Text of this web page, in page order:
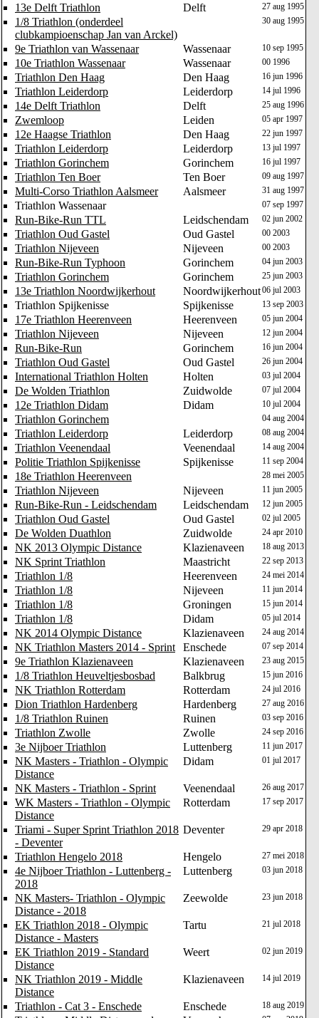
13e Delft Triathlon Delft 27 aug 1995
1/8 Triathlon (onderdeel
clubkampioenschap Jan van Arckel)
30 aug 1995
9e Triathlon van Wassenaar Wassenaar 10 sep 1995
10e Triathlon Wassenaar Wassenaar 00 1996
Triathlon Den Haag Den Haag 16 jun 1996
Triathlon Leiderdorp Leiderdorp 14 jul 1996
14e Delft Triathlon Delft 25 aug 1996
Zwemloop Leiden 05 apr 1997
12e Haagse Triathlon Den Haag 22 jun 1997
Triathlon Leiderdorp Leiderdorp 13 jul 1997
Triathlon Gorinchem Gorinchem 16 jul 1997
Triathlon Ten Boer Ten Boer 09 aug 1997
Multi-Corso Triathlon Aalsmeer Aalsmeer 31 aug 1997
Triathlon Wassenaar 07 sep 1997
Run-Bike-Run TTL Leidschendam 02 jun 2002
Triathlon Oud Gastel Oud Gastel 00 2003
Triathlon Nijeveen Nijeveen 00 2003
Run-Bike-Run Typhoon Gorinchem 04 jun 2003
Triathlon Gorinchem Gorinchem 25 jun 2003
13e Triathlon Noordwijkerhout Noordwijkerhout06 jul 2003
Triathlon Spijkenisse Spijkenisse 13 sep 2003
17e Triathlon Heerenveen Heerenveen 05 jun 2004
Triathlon Nijeveen Nijeveen 12 jun 2004
Run-Bike-Run Gorinchem 16 jun 2004
Triathlon Oud Gastel Oud Gastel 26 jun 2004
International Triathlon Holten Holten 03 jul 2004
De Wolden Triathlon Zuidwolde 07 jul 2004
12e Triathlon Didam Didam 10 jul 2004
Triathlon Gorinchem 04 aug 2004
Triathlon Leiderdorp Leiderdorp 08 aug 2004
Triathlon Veenendaal Veenendaal 14 aug 2004
Politie Triathlon Spijkenisse Spijkenisse 11 sep 2004
18e Triathlon Heerenveen 28 mei 2005
Triathlon Nijeveen Nijeveen 11 jun 2005
Run-Bike-Run - Leidschendam Leidschendam 12 jun 2005
Triathlon Oud Gastel Oud Gastel 02 jul 2005
De Wolden Duathlon Zuidwolde 24 apr 2010
NK 2013 Olympic Distance Klazienaveen 18 aug 2013
NK Sprint Triathlon Maastricht 22 sep 2013
Triathlon 1/8 Heerenveen 24 mei 2014
Triathlon 1/8 Nijeveen 11 jun 2014
Triathlon 1/8 Groningen 15 jun 2014
Triathlon 1/8 Didam 05 jul 2014
NK 2014 Olympic Distance Klazienaveen 24 aug 2014
NK Triathlon Masters 2014 - Sprint Enschede 07 sep 2014
9e Triathlon Klazienaveen Klazienaveen 23 aug 2015
1/8 Triathlon Heuveltjesbosbad Balkbrug 15 jun 2016
NK Triathlon Rotterdam Rotterdam 24 jul 2016
Dion Triathlon Hardenberg Hardenberg 27 aug 2016
1/8 Triathlon Ruinen Ruinen 03 sep 2016
Triathlon Zwolle Zwolle 24 sep 2016
3e Nijboer Triathlon Luttenberg 11 jun 2017
NK Masters - Triathlon - Olympic
Distance
Didam 01 jul 2017
NK Masters - Triathlon - Sprint Veenendaal 26 aug 2017
WK Masters - Triathlon - Olympic
Distance
Rotterdam 17 sep 2017
Triami - Super Sprint Triathlon 2018
- Deventer
Deventer 29 apr 2018
Triathlon Hengelo 2018 Hengelo 27 mei 2018
4e Nijboer Triathlon - Luttenberg -
2018
Luttenberg 03 jun 2018
NK Masters- Triathlon - Olympic
Distance - 2018
Zeewolde 23 jun 2018
EK Triathlon 2018 - Olympic
Distance - Masters
Tartu 21 jul 2018
EK Triathlon 2019 - Standard
Distance
Weert 02 jun 2019
NK Triathlon 2019 - Middle
Distance
Klazienaveen 14 jul 2019
Triathlon - Cat 3 - Enschede Enschede 18 aug 2019